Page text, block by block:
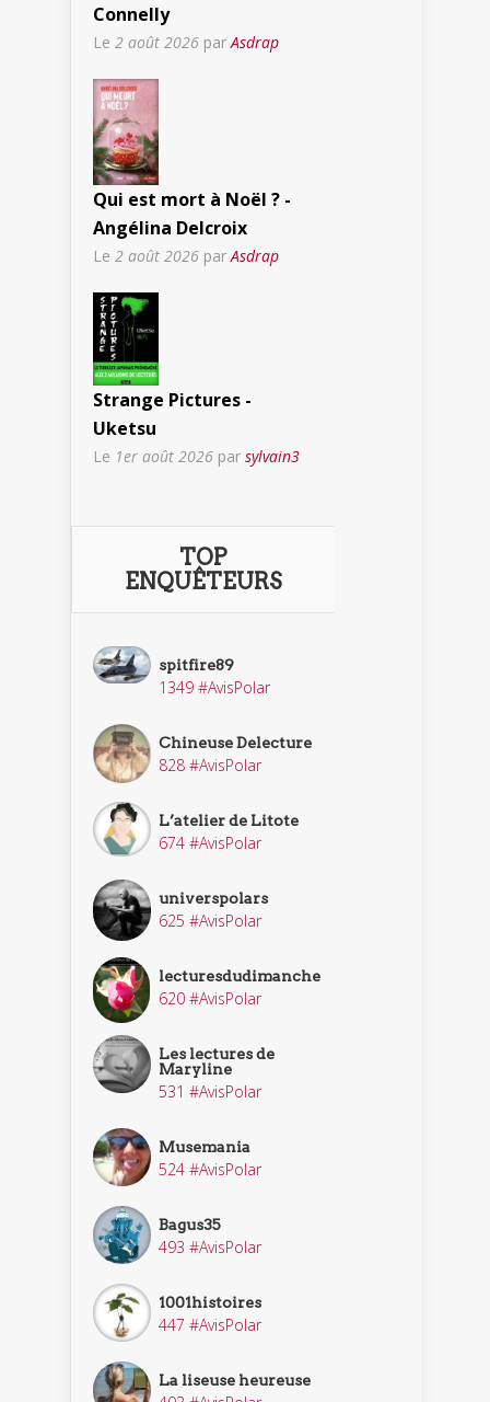
Connelly
Le 2 août 2026 parAsdrap
Qui est mort à Noël ? -
Angélina Delcroix
Le 2 août 2026 par Asdrap
Strange Pictures -
Uketsu
Le 1er août 2026 par sylvain3
TOP
ENQUÊTEURS
spitfire89
1349 #AvisPolar
Chineuse Delecture
828 #AvisPolar
L’atelier de Litote
674 #AvisPolar
universpolars
625 #AvisPolar
lecturesdudimanche
620 #AvisPolar
Les lectures de
Maryline
531 #AvisPolar
Musemania
524 #AvisPolar
Bagus35
493 #AvisPolar
1001histoires
447 #AvisPolar
La liseuse heureuse